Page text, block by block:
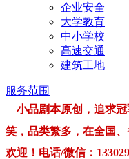
企业安全
大学教育
中小学校
高速交通
建筑工地
服务范围
小品剧本原创，追求
笑，品类繁多，在全国
欢迎！电话/微信：